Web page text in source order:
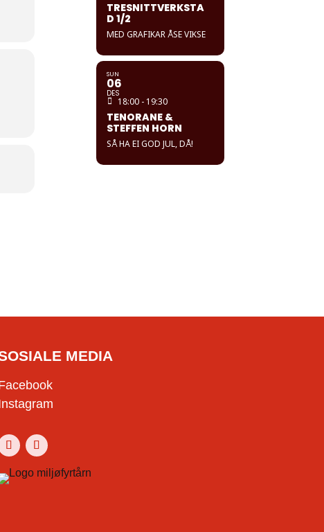
TRESNITTVERKSTA
D 1/2
MED GRAFIKAR ÅSE VIKSE
SUN
06
DES
18:00 - 19:30
TENORANE &
STEFFEN HORN
SÅ HA EI GOD JUL, DÅ!
MEDIA